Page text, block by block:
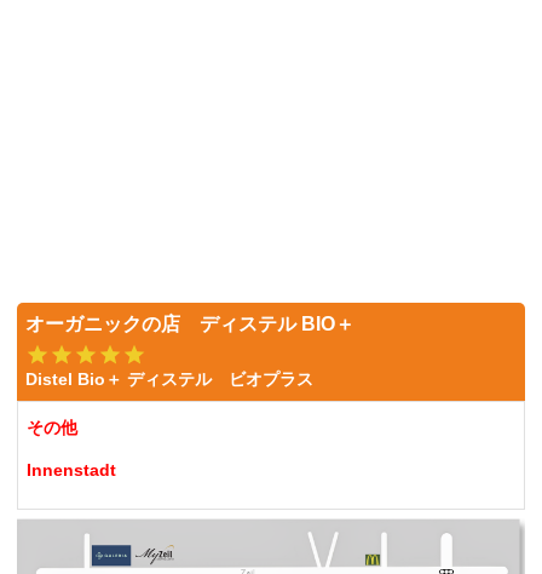
オーガニックの店 ディステル BIO＋
Distel Bio＋ ディステル ビオプラス
その他
Innenstadt